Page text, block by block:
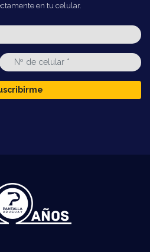
en tu celular.